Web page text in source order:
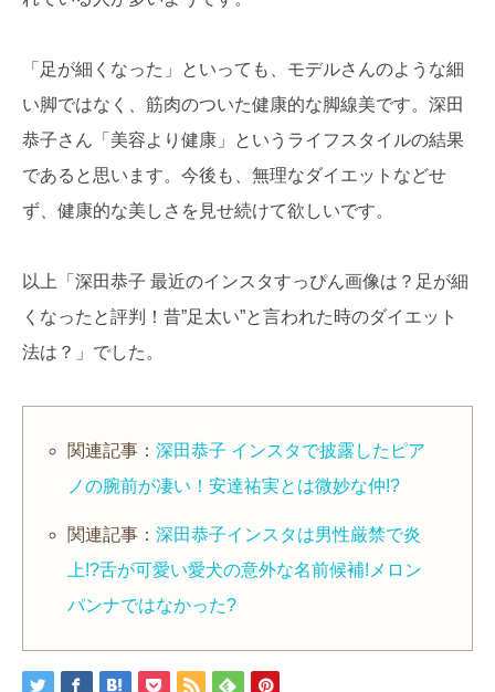
「足が細くなった」といっても、モデルさんのような細
い脚ではなく、筋肉のついた健康的な脚線美です。深田
恭子さん「美容より健康」というライフスタイルの結果
であると思います。今後も、無理なダイエットなどせ
ず、健康的な美しさを見せ続けて欲しいです。
以上「深田恭子 最近のインスタすっぴん画像は？足が細
くなったと評判！昔”足太い”と言われた時のダイエット
法は？」でした。
関連記事： 深田恭子 インスタで披露したピア
ノの腕前が凄い！安達祐実とは微妙な仲!?
関連記事： 深田恭子インスタは男性厳禁で炎
上!?舌が可愛い愛犬の意外な名前候補!メロン
パンナではなかった?